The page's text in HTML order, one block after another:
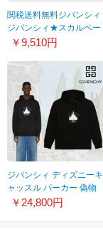
関税送料無料ジバンシィ
ジバンシィ★スカルベー
スボールキャップ
￥9,510円
ジバンシィ ディズニーキ
ャッスル パーカー 偽物
ブラック BMJ0HQ3Y78-
￥24,800円